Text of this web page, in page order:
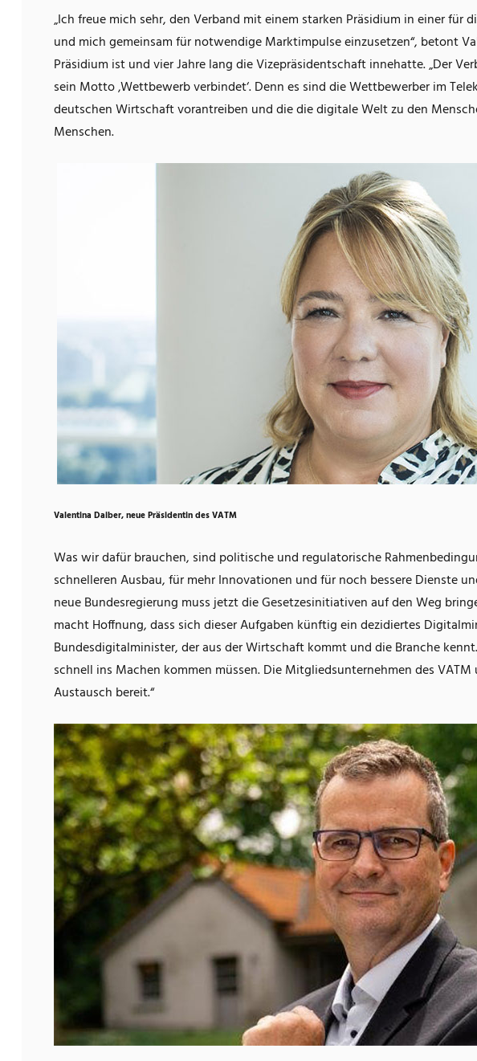
„Ich freue mich sehr, den Verband mit einem starken Präsidium in einer für
und mich gemeinsam für notwendige Marktimpulse einzusetzen“, betont
Präsidium ist und vier Jahre lang die Vizepräsidentschaft innehatte. „Der
sein Motto ‚Wettbewerb verbindet‘. Denn es sind die Wettbewerber im
deutschen Wirtschaft vorantreiben und die die digitale Welt zu den
Menschen.
Valentina Daiber, neue Präsidentin des VATM
Was wir dafür brauchen, sind politische und regulatorische
schnelleren Ausbau, für mehr Innovationen und für noch bessere Dienste
neue Bundesregierung muss jetzt die Gesetzesinitiativen auf den Weg
macht Hoffnung, dass sich dieser Aufgaben künftig ein dezidiertes
Bundesdigitalminister, der aus der Wirtschaft kommt und die Branche
schnell ins Machen kommen müssen. Die Mitgliedsunternehmen des
Austausch bereit.“